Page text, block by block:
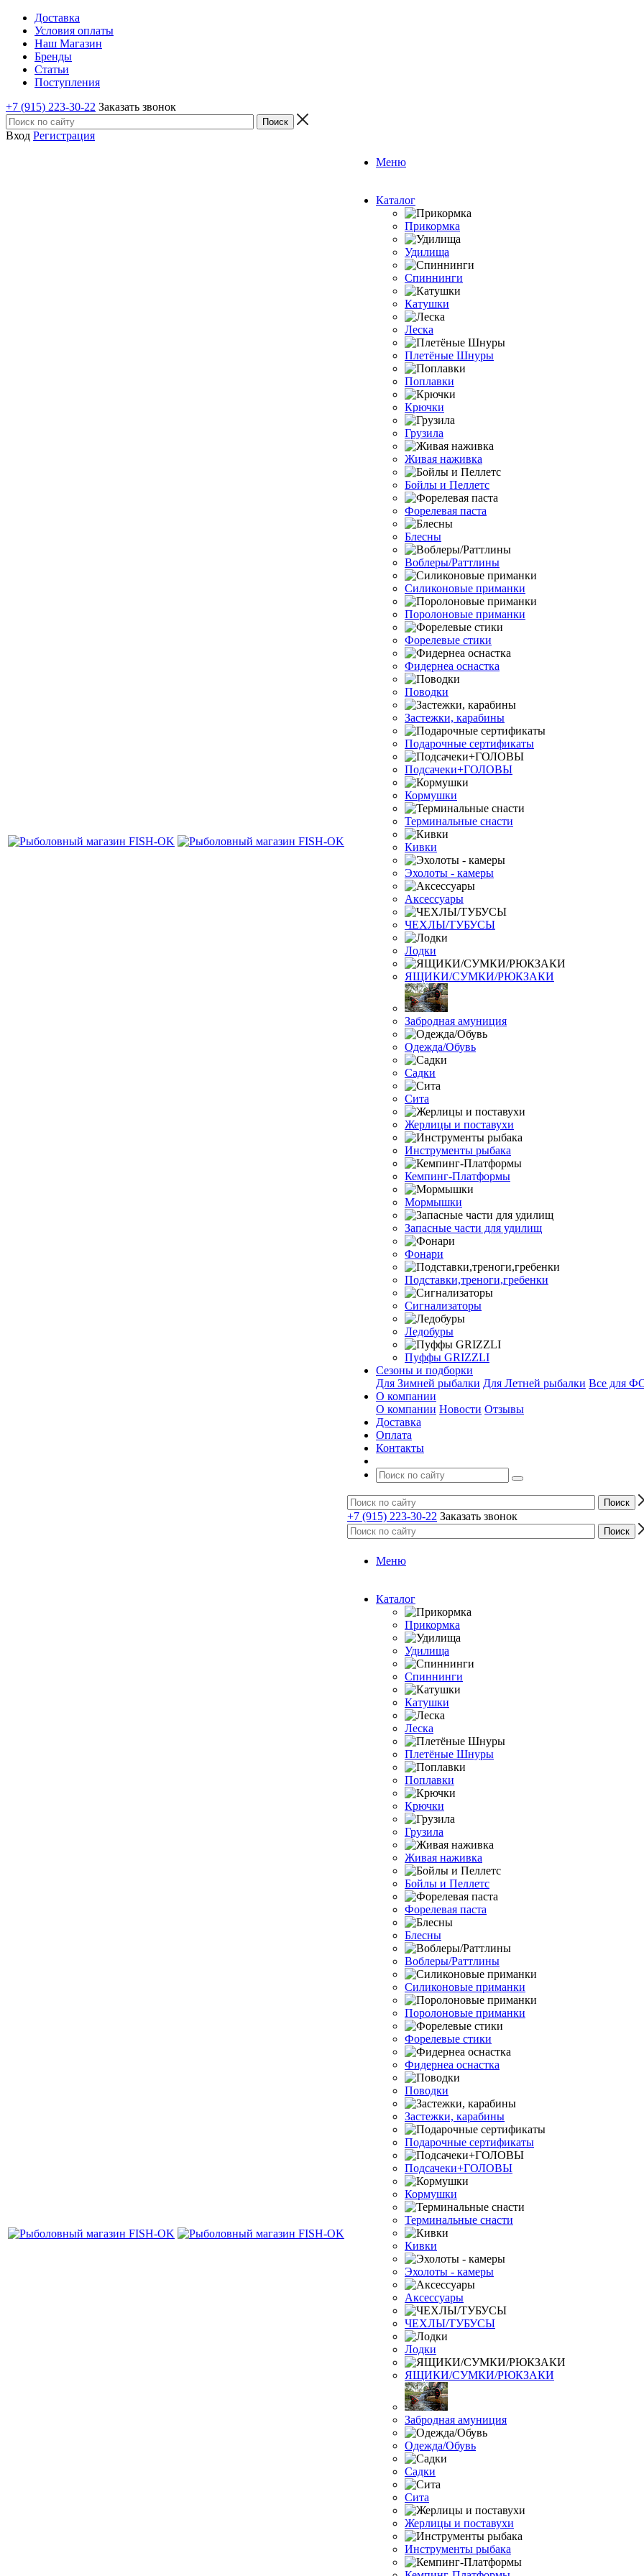
Доставка
Условия оплаты
Наш Магазин
Бренды
Статьи
Поступления
+7 (915) 223-30-22 Заказать звонок
Вход Регистрация
Меню
Каталог
Прикормка
Удилища
Спиннинги
Катушки
Леска
Плетёные Шнуры
Поплавки
Крючки
Грузила
Живая наживка
Бойлы и Пеллетс
Форелевая паста
Блесны
Воблеры/Раттлины
Силиконовые приманки
Поролоновые приманки
Форелевые стики
Фидернеа оснастка
Поводки
Застежки, карабины
Подарочные сертификаты
Подсачеки+ГОЛОВЫ
Кормушки
Терминальные снасти
Кивки
Эхолоты - камеры
Аксессуары
ЧЕХЛЫ/ТУБУСЫ
Лодки
ЯЩИКИ/СУМКИ/РЮКЗАКИ
Забродная амуниция
Одежда/Обувь
Садки
Сита
Жерлицы и поставухи
Инструменты рыбака
Кемпинг-Платформы
Мормышки
Запасные части для удилищ
Фонари
Подставки,треноги,гребенки
Сигнализаторы
Ледобуры
Пуффы GRIZZLI
Сезоны и подборки
Для Зимней рыбалки Для Летней рыбалки Все для
О компании
О компании Новости Отзывы
Доставка
Оплата
Контакты
+7 (915) 223-30-22 Заказать звонок
Меню
Каталог
Прикормка
Удилища
Спиннинги
Катушки
Леска
Плетёные Шнуры
Поплавки
Крючки
Грузила
Живая наживка
Бойлы и Пеллетс
Форелевая паста
Блесны
Воблеры/Раттлины
Силиконовые приманки
Поролоновые приманки
Форелевые стики
Фидернеа оснастка
Поводки
Застежки, карабины
Подарочные сертификаты
Подсачеки+ГОЛОВЫ
Кормушки
Терминальные снасти
Кивки
Эхолоты - камеры
Аксессуары
ЧЕХЛЫ/ТУБУСЫ
Лодки
ЯЩИКИ/СУМКИ/РЮКЗАКИ
Забродная амуниция
Одежда/Обувь
Садки
Сита
Жерлицы и поставухи
Инструменты рыбака